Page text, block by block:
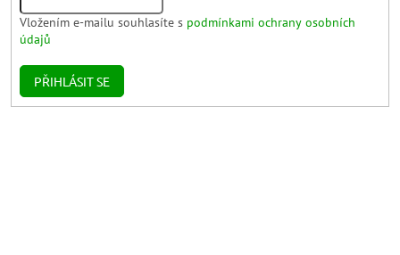
Vložením e-mailu souhlasíte s podmínkami ochrany osobních
údajů
PŘIHLÁSIT SE